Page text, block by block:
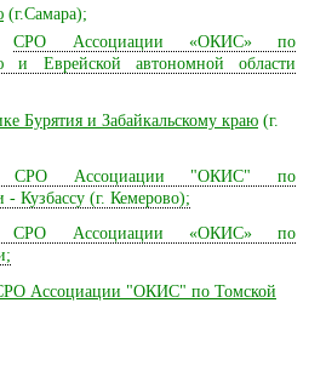
(г.Самара);
СРО Ассоциации «ОКИС» по
и Еврейской автономной области
Бурятия и Забайкальскому краю (г.
СРО Ассоциации "ОКИС" по
- Кузбассу (г. Кемерово);
СРО Ассоциации «ОКИС» по
СРО Ассоциации "ОКИС" по Томской